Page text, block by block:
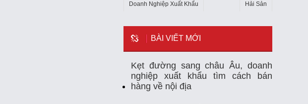
Doanh Nghiệp Xuất Khẩu Hải Sản
Kho Lạnh Kim Ngạch Xuất Khẩu Mẹo
Mỹ Ngành Thủy Sản Nhiệt Kế Tự Ghi
Nhập Khẩu Nuôi Trồng Thủy Sản
BÀI VIẾT MỚI
Kẹt đường sang châu Âu, doanh
nghiệp xuất khẩu tìm cách bán
hàng về nội địa